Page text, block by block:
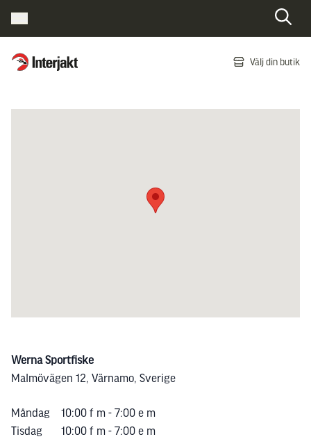
Interjakt SE Välj din butik
Werna Sportfiske
Malmövägen 12, Värnamo, Sverige
Måndag
Tisdag
10:00 f m - 7:00 e m
10:00 f m - 7:00 e m